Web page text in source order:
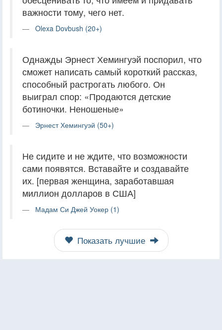
важности тому, чего нет.
Olexa Dovbush (20+)
Однажды Эрнест Хемингуэй поспорил, что
сможет написать самый короткий рассказ,
способный растрогать любого. Он
выиграл спор: «Продаются детские
ботиночки. Неношеные»
Эрнест Хемингуэй (50+)
Не сидите и не ждите, что возможности
сами появятся. Вставайте и создавайте
их. [первая женщина, заработавшая
миллион долларов в США]
Мадам Си Джей Уокер (1)
Показать лучшие